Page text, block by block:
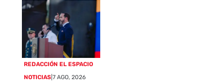
REDACCIÓN EL ESPACIO
NOTICIAS |7 AGO, 2026